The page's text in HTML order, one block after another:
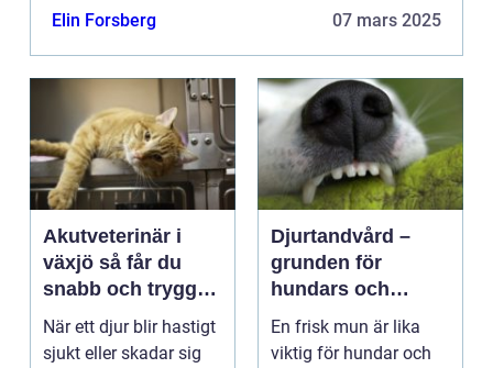
åka skidor, oc...
Elin Forsberg 07 mars 2025
Akutveterinär i
växjö så får du
snabb och trygg
hjälp när djuret blir
sjukt
När ett djur blir hastigt
sjukt eller skadar sig
Djurtandvård –
grunden för
hundars och
katters hälsa
En frisk mun är lika
viktig för hundar och